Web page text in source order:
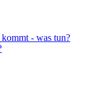
- was tun?